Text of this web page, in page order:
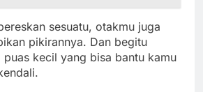
sesuatu, otakmu juga
pikirannya. Dan begitu
puas kecil yang bisa bantu kamu